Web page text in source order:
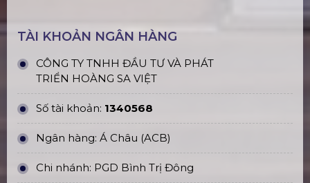
TÀI KHOẢN NGÂN HÀNG
CÔNG TY TNHH ĐẦU TƯ VÀ PHÁT
TRIỂN HOÀNG SA VIỆT
Số tài khoản: 1340568
Ngân hàng: Á Châu (ACB)
Chi nhánh: PGD Bình Trị Đông